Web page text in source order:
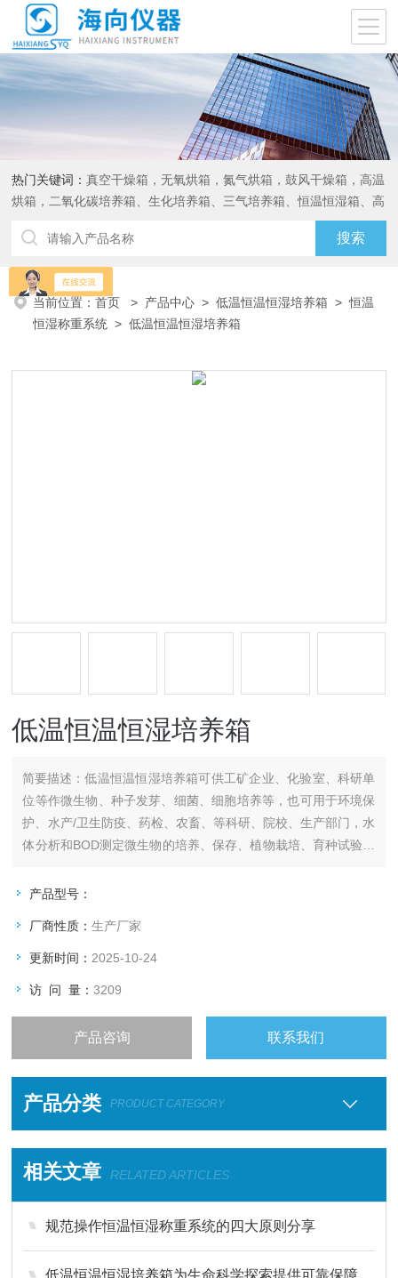
热门关键词：真空干燥箱，无氧烘箱，氮气烘箱，鼓风干燥箱，高温
烘箱，二氧化碳培养箱、生化培养箱、三气培养箱、恒温恒湿箱、高
当前位置：首页 > 产品中心 >低温恒温恒湿培养箱 >恒温
恒湿称重系统 > 低温恒温恒湿培养箱
低温恒温恒湿培养箱
简要描述：低温恒温恒湿培养箱可供工矿企业、化验室、科研单
位等作微生物、种子发芽、细菌、细胞培养等，也可用于环境保
护、水产/卫生防疫、药检、农畜、等科研、院校、生产部门，水
体分析和BOD测定微生物的培养、保存、植物栽培、育种试验，
产品型号：
厂商性质：生产厂家
更新时间： 2025-10-24
访 问 量：3209
产品咨询 联系我们
产品分类 PRODUCT CATEGORY
相关文章 RELATED ARTICLES
规范操作恒温恒湿称重系统的四大原则分享
低温恒温恒湿培养箱为生命科学探索提供可靠保障